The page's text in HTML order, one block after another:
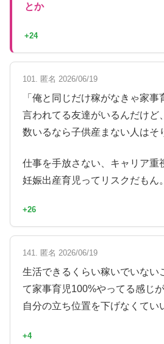
とか
+24
101. 匿名 2026/06/19
「俺と同じだけ稼がなきゃ家
言われてる友達がいるんだけど
数いるなら子供産まない人はそ
仕事を手放さない、キャリア重
妊娠出産育児ってリスクだもん。
+26
141. 匿名 2026/06/19
生活できるくらい稼いでいない
て家事育児100%やってる感じ
自分の立ち位置を下げなくてい
+4